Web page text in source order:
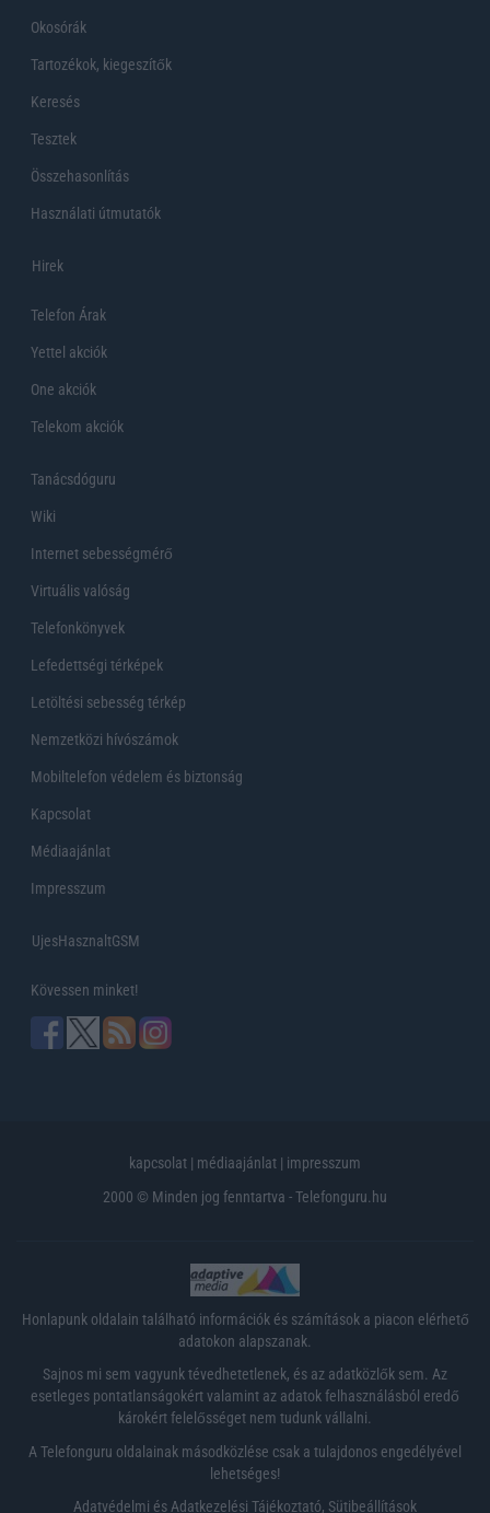
Okosórák
Tartozékok, kiegeszítők
Keresés
Tesztek
Összehasonlítás
Használati útmutatók
Hirek
Telefon Árak
Yettel akciók
One akciók
Telekom akciók
Tanácsdóguru
Wiki
Internet sebességmérő
Virtuális valóság
Telefonkönyvek
Lefedettségi térképek
Letöltési sebesség térkép
Nemzetközi hívószámok
Mobiltelefon védelem és biztonság
Kapcsolat
Médiaajánlat
Impresszum
UjesHasznaltGSM
Kövessen minket!
kapcsolat | médiaajánlat | impresszum
2000 © Minden jog fenntartva - Telefonguru.hu
Honlapunk oldalain található információk és számítások a piacon elérhető
adatokon alapszanak.
Sajnos mi sem vagyunk tévedhetetlenek, és az adatközlők sem. Az
esetleges pontatlanságokért valamint az adatok felhasználásból eredő
károkért felelősséget nem tudunk vállalni.
A Telefonguru oldalainak másodközlése csak a tulajdonos engedélyével
lehetséges!
Adatvédelmi és Adatkezelési Tájékoztató, Sütibeállítások